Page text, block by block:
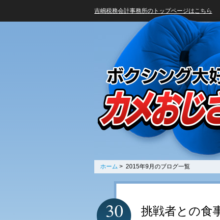
吉嶋税務会計事務所のトップページはこちら
ホーム > 2015年9月のブログ一覧
挑戦者との食
30